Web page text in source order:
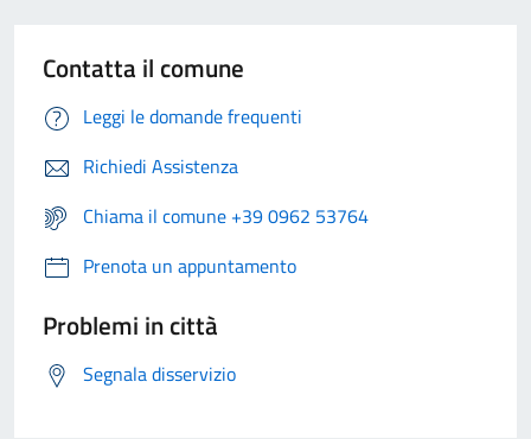
Contatta il comune
Leggi le domande frequenti
Richiedi Assistenza
Chiama il comune +39 0962 53764
Prenota un appuntamento
Problemi in città
Segnala disservizio